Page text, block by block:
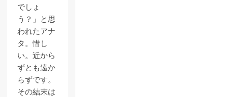
でしょ
う？」と思
われたアナ
タ。惜し
い。近から
ずとも遠か
らずです。
その結末は